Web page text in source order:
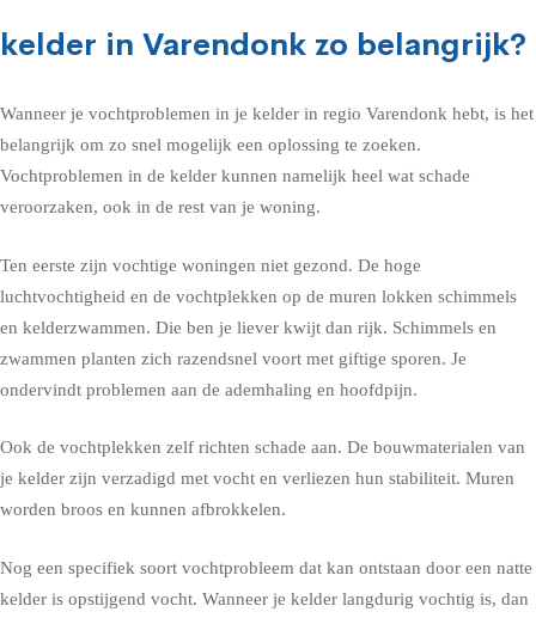
kelder in Varendonk zo belangrijk?
Wanneer je vochtproblemen in je kelder in regio Varendonk hebt, is het
belangrijk om zo snel mogelijk een oplossing te zoeken.
Vochtproblemen in de kelder kunnen namelijk heel wat schade
veroorzaken, ook in de rest van je woning.
Ten eerste zijn vochtige woningen niet gezond. De hoge
luchtvochtigheid en de vochtplekken op de muren lokken schimmels
en kelderzwammen. Die ben je liever kwijt dan rijk. Schimmels en
zwammen planten zich razendsnel voort met giftige sporen. Je
ondervindt problemen aan de ademhaling en hoofdpijn.
Ook de vochtplekken zelf richten schade aan. De bouwmaterialen van
je kelder zijn verzadigd met vocht en verliezen hun stabiliteit. Muren
worden broos en kunnen afbrokkelen.
Nog een specifiek soort vochtprobleem dat kan ontstaan door een natte
kelder is opstijgend vocht. Wanneer je kelder langdurig vochtig is, dan